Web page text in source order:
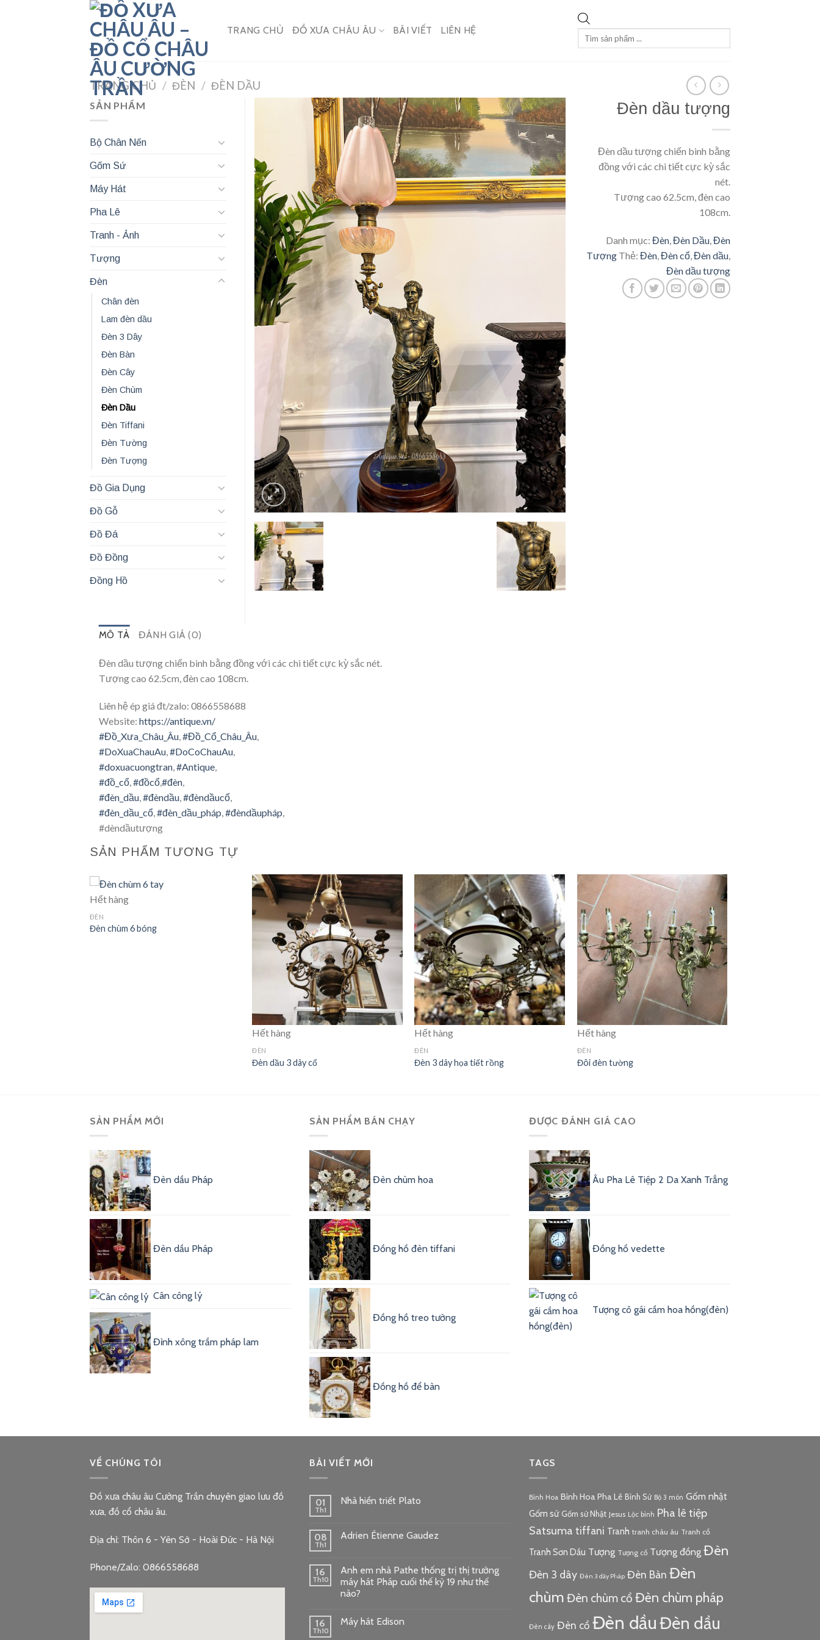
TRANG CHỦ ĐỒ XƯA CHÂU ÂU BÀI VIẾT LIÊN HỆ
Tìm
TRANG CHỦ / ĐÈN / ĐÈN DẦU
Đèn dầu tượng
Đèn dầu tượng chiến binh bằng
đồng với các chi tiết cực kỳ sắc
nét.
Tượng cao 62.5cm, đèn cao
108cm.
Danh mục: Đèn Đèn Dầu Đèn
Tượng Thẻ: Đèn Đèn cổ Đèn dầu
Đèn dầu tượng
SẢN PHẨM
Bộ Chân Nến
Gốm Sứ
Máy Hát
Pha Lê
Tranh - Ảnh
Tượng
Đèn
Chân đèn
Lam đèn dầu
Đèn 3 Dây
Đèn Bàn
Đèn Cây
Đèn Chùm
Đèn Dầu
Đèn Tiffani
Đèn Tường
Đèn Tượng
Đồ Gia Dụng
Đồ Gỗ
Đồ Đá
Đồ Đồng
Đồng Hồ
MÔ TẢ ĐÁNH GIÁ (0)
Đèn dầu tượng chiến binh bằng đồng với các chi tiết cực kỳ sắc nét.
Tượng cao 62.5cm, đèn cao 108cm.
Liên hệ ép giá đt/zalo: 0866558688
Website: https://antique.vn/
#Đồ_Xưa_Châu_Âu,#Đồ_Cổ_Châu_Âu,
#DoXuaChauAu,#DoCoChauAu,
#doxuacuongtran,#Antique,
#đồ_cổ,#đồcổ,#đèn,
#đèn_dầu,#đèndầu,#đèndầucổ,
#đèn_dầu_cổ,#đèn_dầu_pháp,#đèndầupháp,
#dèndầutượng
SẢN PHẨM TƯƠNG TỰ
Hết hàng
ĐÈN
Đèn chùm 6 bóng
Hết hàng
ĐÈN
Đèn dầu 3 dây cổ
Hết hàng
ĐÈN
Đèn 3 dây họa tiết rồng
Hết hàng
ĐÈN
Đôi đèn tường
SẢN PHẨM MỚI
Đèn dầu Pháp
Đèn dầu Pháp
Cân công lý
Đỉnh xông trầm pháp lam
SẢN PHẨM BÁN CHẠY
Đèn chùm hoa
Đồng hồ đèn tiffani
Đồng hồ treo tường
Đồng hồ để bàn
ĐƯỢC ĐÁNH GIÁ CAO
Âu Pha Lê Tiệp 2 Da Xanh Trắng
Đồng hồ vedette
Tượng cô gái cầm hoa hồng(đèn)
VỀ CHÚNG TÔI
Đồ xưa châu âu Cường Trần chuyên giao lưu đồ
xưa, đồ cổ châu âu.
Địa chỉ: Thôn 6 - Yên Sở - Hoài Đức - Hà Nội
Phone/Zalo: 0866558688
BÀI VIẾT MỚI
01
Th1
Nhà hiền triết Plato
08
Th1
Adrien Étienne Gaudez
16
Th10
Anh em nhà Pathe thống trị thị trường
máy hát Pháp cuối thế kỷ 19 như thế
nào?
16
Th10
Máy hát Edison
TAGS
Bình Hoa Bình Hoa Pha Lê Bình Sứ Bộ 3 món Gốm nhật
Gốm sứ Gốm sứ Nhật Jesus Lộc bình Pha lê tiệp
Satsuma tiffani Tranh tranh châu âu Tranh cổ
Tranh Sơn Dầu Tượng Tượng cổ Tượng đồng Đèn
Đèn 3 dây Đèn 3 dây Pháp Đèn Bàn Đèn
chùm Đèn chùm cổ Đèn chùm pháp
Đèn cây Đèn cổ Đèn dầuĐèn dầu